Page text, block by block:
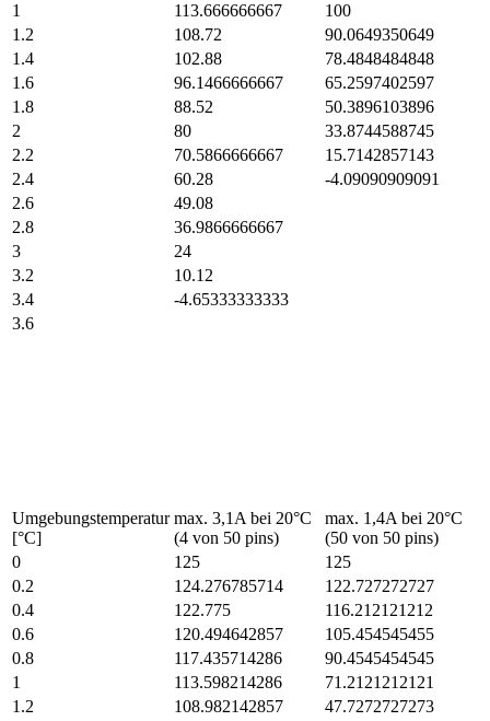
1
113.666666667
100
1.2
108.72
90.0649350649
1.4
102.88
78.4848484848
1.6
96.1466666667
65.2597402597
1.8
88.52
50.3896103896
2
80
33.8744588745
2.2
70.5866666667
15.7142857143
2.4
60.28
-4.09090909091
2.6
49.08
2.8
36.9866666667
3
24
3.2
10.12
3.4
-4.65333333333
3.6
Umgebungstemperatur
[°C]
max. 3,1A bei 20°C
(4 von 50 pins)
max. 1,4A bei 20°C
(50 von 50 pins)
0
125
125
0.2
124.276785714
122.727272727
0.4
122.775
116.212121212
0.6
120.494642857
105.454545455
0.8
117.435714286
90.4545454545
1
113.598214286
71.2121212121
1.2
108.982142857 47.7272727273